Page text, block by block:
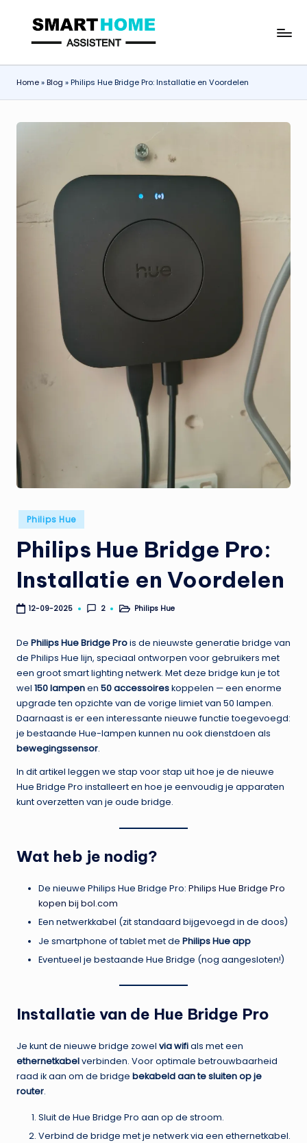
inhoud
m
a
e
A
Home»Blog »Philips Hue Bridge Pro: Installatie en Voordelen
Geplaatst
in
Philips Hue
Philips Hue Bridge Pro:
Installatie en Voordelen
12-09-2025 2
GeplaatstPhilips Hue
De Philips Hue Bridge Prois de nieuwste generatie bridge van
de Philips Hue lijn, speciaal ontworpen voor gebruikers met
een groot smart lighting netwerk. Met deze bridge kun je tot
wel 150 lampenen 50 accessoireskoppelen — een enorme
upgrade ten opzichte van de vorige limiet van 50 lampen.
Daarnaast is er een interessante nieuwe functie toegevoegd:
je bestaande Hue-lampen kunnen nu ook dienstdoen als
bewegingssensor.
In dit artikel leggen we stap voor stap uit hoe je de nieuwe
Hue Bridge Pro installeert en hoe je eenvoudig je apparaten
kunt overzetten van je oude bridge.
Wat heb je nodig?
De nieuwe Philips Hue Bridge Pro: Philips Hue Bridge Pro
kopen bij bol.com
Een netwerkkabel (zit standaard bijgevoegd in de doos)
Je smartphone of tablet met de Philips Hue app
Eventueel je bestaande Hue Bridge (nog aangesloten!)
Installatie van de Hue Bridge Pro
Je kunt de nieuwe bridge zowel via wifials met een
ethernetkabelverbinden. Voor optimale betrouwbaarheid
raad ik aan om de bridge bekabeld aan te sluiten op je
router.
Sluit de Hue Bridge Pro aan op de stroom.
Verbind de bridge met je netwerk via een ethernetkabel.